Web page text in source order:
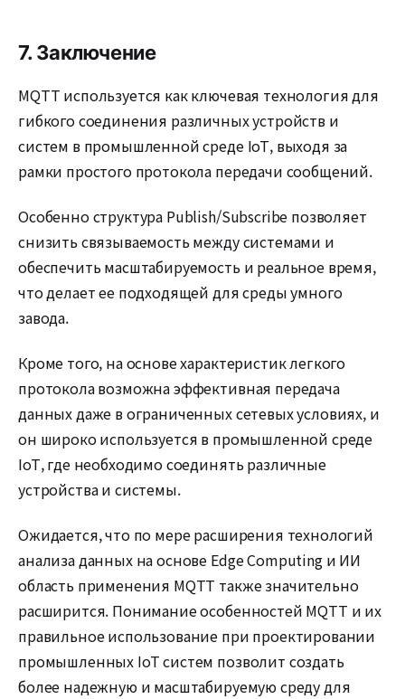
7. Заключение
MQTT используется как ключевая технология для
гибкого соединения различных устройств и
систем в промышленной среде IoT, выходя за
рамки простого протокола передачи сообщений.
Особенно структура Publish/Subscribe позволяет
снизить связываемость между системами и
обеспечить масштабируемость и реальное время,
что делает ее подходящей для среды умного
завода.
Кроме того, на основе характеристик легкого
протокола возможна эффективная передача
данных даже в ограниченных сетевых условиях, и
он широко используется в промышленной среде
IoT, где необходимо соединять различные
устройства и системы.
Ожидается, что по мере расширения технологий
анализа данных на основе Edge Computing и ИИ
область применения MQTT также значительно
расширится. Понимание особенностей MQTT и их
правильное использование при проектировании
промышленных IoT систем позволит создать
более надежную и масштабируемую среду для